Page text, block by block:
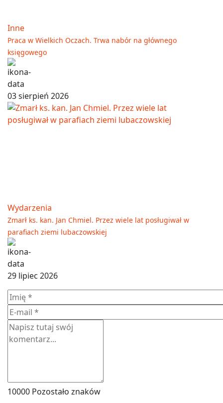
Inne
Praca w Wielkich Oczach. Trwa nabór na głównego
księgowego
03 sierpień 2026
Wydarzenia
Zmarł ks. kan. Jan Chmiel. Przez wiele lat posługiwał w
parafiach ziemi lubaczowskiej
29 lipiec 2026
10000 Pozostało znaków